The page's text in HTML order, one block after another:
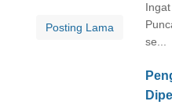
Posting Lama
se...